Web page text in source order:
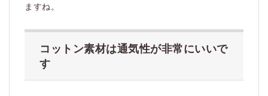
ますね。
コットン素材は通気性が非常にいいで
す